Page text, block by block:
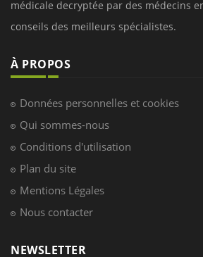
médicale decryptée par des médecins
conseils des meilleurs spécialistes.
À PROPOS
Données personnelles et cookies
Qui sommes-nous
Conditions d'utilisation
Plan du site
Mentions Légales
Nous contacter
NEWSLETTER